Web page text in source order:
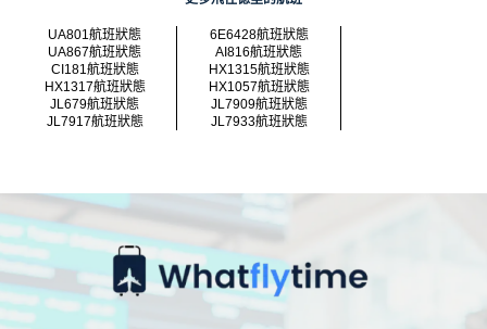
UA801航班狀態
6E6428航班狀態
UA867航班狀態
AI816航班狀態
CI181航班狀態
HX1315航班狀態
HX1317航班狀態
HX1057航班狀態
JL679航班狀態
JL7909航班狀態
JL7917航班狀態
JL7933航班狀態